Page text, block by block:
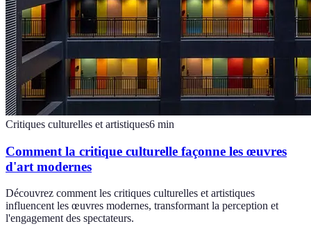
Critiques culturelles et artistiques6 min
Comment la critique culturelle façonne les œuvres
d'art modernes
Découvrez comment les critiques culturelles et artistiques
influencent les œuvres modernes, transformant la perception et
l'engagement des spectateurs.